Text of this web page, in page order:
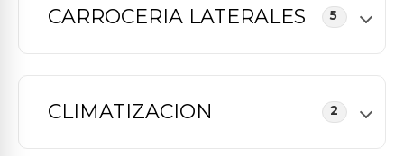
CARROCERIA LATERALES 5
CLIMATIZACION 2